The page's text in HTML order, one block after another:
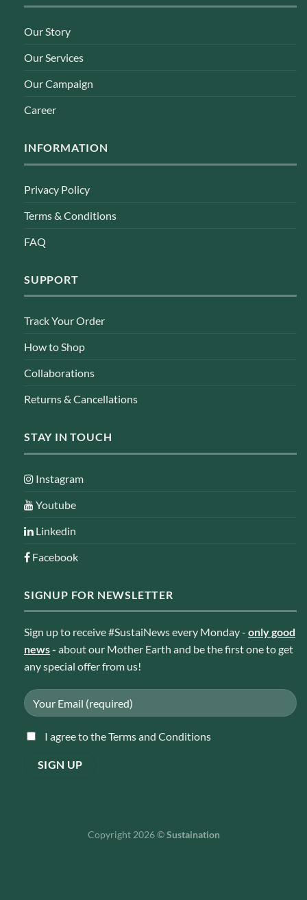
Our Story
Our Services
Our Campaign
Career
INFORMATION
Privacy Policy
Terms & Conditions
FAQ
SUPPORT
Track Your Order
How to Shop
Collaborations
Returns & Cancellations
STAY IN TOUCH
Instagram
Youtube
Linkedin
Facebook
SIGNUP FOR NEWSLETTER
Sign up to receive #SustaiNews every Monday - only good
news- about our Mother Earth and be the first one to get
any special offer from us!
I agree to the Terms and Conditions
Copyright 2026 ©Sustaination